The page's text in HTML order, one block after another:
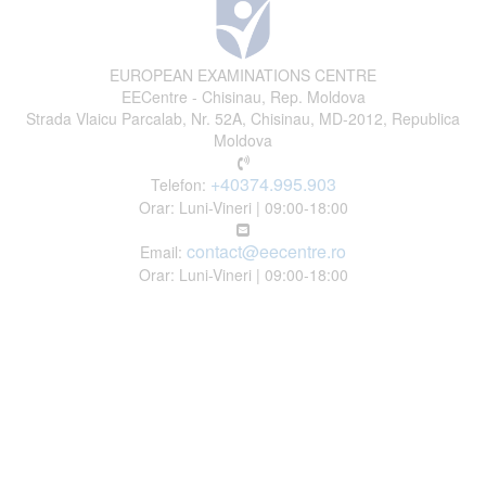
EUROPEAN EXAMINATIONS CENTRE
EECentre - Chisinau, Rep. Moldova
Strada Vlaicu Parcalab, Nr. 52A, Chisinau, MD-2012, Republica
Moldova
Telefon: +40374.995.903
Orar: Luni-Vineri | 09:00-18:00
Email: contact@eecentre.ro
Orar: Luni-Vineri | 09:00-18:00